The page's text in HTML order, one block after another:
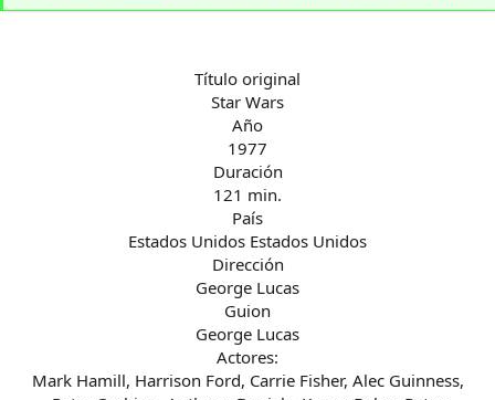
Título original
Star Wars
Año
1977
Duración
121 min.
País
Estados Unidos Estados Unidos
Dirección
George Lucas
Guion
George Lucas
Actores:
Mark Hamill, Harrison Ford, Carrie Fisher, Alec Guinness,